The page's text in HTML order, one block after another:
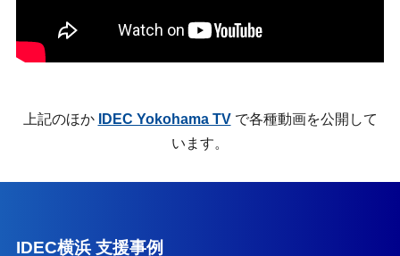
上記のほか IDEC Yokohama TV で各種動画を公開して
います。
IDEC横浜 支援事例